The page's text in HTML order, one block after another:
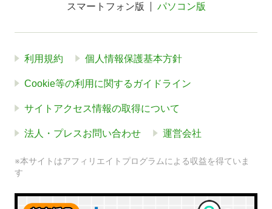
スマートフォン版 パソコン版
利用規約 個人情報保護基本方針
Cookie等の利用に関するガイドライン
サイトアクセス情報の取得について
法人・プレスお問い合わせ 運営会社
※本サイトはアフィリエイトプログラムによる収益を得ていま
す